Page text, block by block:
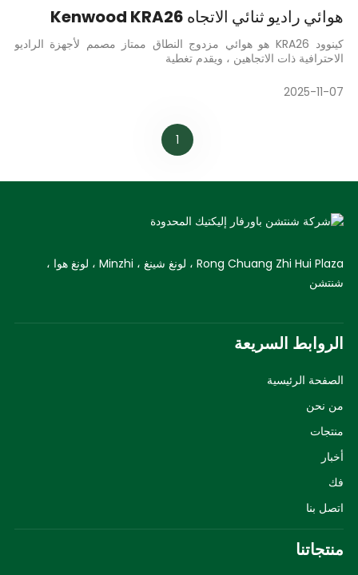
هوائي راديو ثنائي الاتجاه Kenwood KRA26
كينوود KRA26 هو هوائي مزدوج النطاق ممتاز مصمم لأجهزة الراديو
الاحترافية ذات الاتجاهين ، ويقدم تغطية
2025-11-07
1
Rong Chuang Zhi Hui Plaza ، لونغ شينغ ، Minzhi ، لونغ هوا ،
شنتشن
الروابط السريعة
الصفحة الرئيسية
من نحن
منتجات
أخبار
فك
اتصل بنا
منتجاتنا